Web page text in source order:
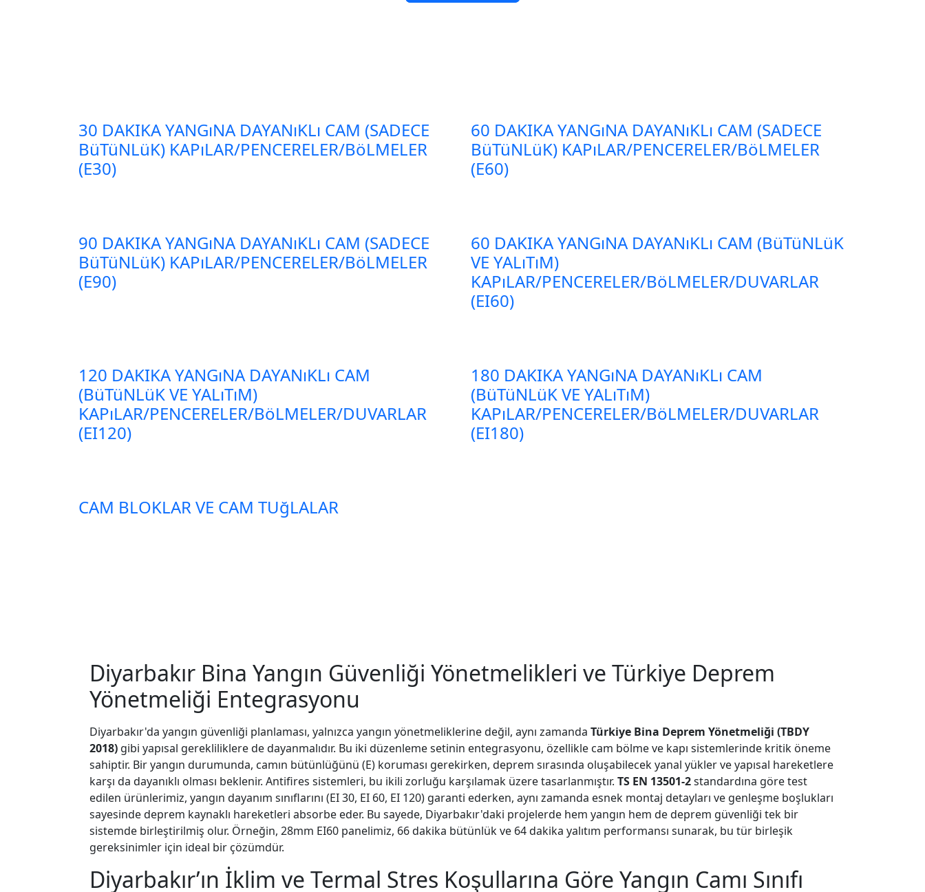
30 DAKIKA YANGıNA DAYANıKLı CAM (SADECE
BüTüNLüK) KAPıLAR/PENCERELER/BöLMELER
(E30)
60 DAKIKA YANGıNA DAYANıKLı CAM (SADECE
BüTüNLüK) KAPıLAR/PENCERELER/BöLMELER
(E60)
90 DAKIKA YANGıNA DAYANıKLı CAM (SADECE
BüTüNLüK) KAPıLAR/PENCERELER/BöLMELER
(E90)
60 DAKIKA YANGıNA DAYANıKLı CAM (BüTüNLüK
VE YALıTıM)
KAPıLAR/PENCERELER/BöLMELER/DUVARLAR
(EI60)
120 DAKIKA YANGıNA DAYANıKLı CAM
(BüTüNLüK VE YALıTıM)
KAPıLAR/PENCERELER/BöLMELER/DUVARLAR
(EI120)
180 DAKIKA YANGıNA DAYANıKLı CAM
(BüTüNLüK VE YALıTıM)
KAPıLAR/PENCERELER/BöLMELER/DUVARLAR
(EI180)
CAM BLOKLAR VE CAM TUğLALAR
Diyarbakır Bina Yangın Güvenliği Yönetmelikleri ve Türkiye Deprem
Yönetmeliği Entegrasyonu
Diyarbakır'da yangın güvenliği planlaması, yalnızca yangın yönetmeliklerine değil, aynı zamanda Türkiye Bina Deprem Yönetmeliği (TBDY
2018) gibi yapısal gerekliliklere de dayanmalıdır. Bu iki düzenleme setinin entegrasyonu, özellikle cam bölme ve kapı sistemlerinde kritik öneme
sahiptir. Bir yangın durumunda, camın bütünlüğünü (E) koruması gerekirken, deprem sırasında oluşabilecek yanal yükler ve yapısal hareketlere
karşı da dayanıklı olması beklenir. Antifires sistemleri, bu ikili zorluğu karşılamak üzere tasarlanmıştır. TS EN 13501-2standardına göre test
edilen ürünlerimiz, yangın dayanım sınıflarını (EI 30, EI 60, EI 120) garanti ederken, aynı zamanda esnek montaj detayları ve genleşme boşlukları
sayesinde deprem kaynaklı hareketleri absorbe eder. Bu sayede, Diyarbakır'daki projelerde hem yangın hem de deprem güvenliği tek bir
sistemde birleştirilmiş olur. Örneğin, 28mm EI60 panelimiz, 66 dakika bütünlük ve 64 dakika yalıtım performansı sunarak, bu tür birleşik
gereksinimler için ideal bir çözümdür.
Diyarbakır’ın İklim ve Termal Stres Koşullarına Göre Yangın Camı Sınıfı